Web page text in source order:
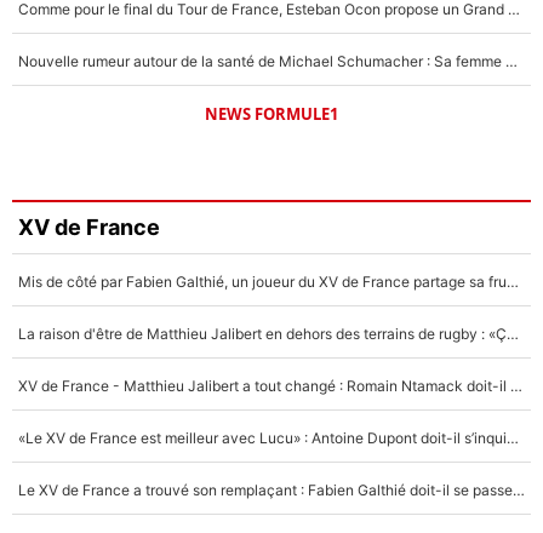
Comme pour le final du Tour de France, Esteban Ocon propose un Grand Prix de Formule 1 à Paris : «Autour de l’Arc de Triomphe, ce serait génial» !
Nouvelle rumeur autour de la santé de Michael Schumacher : Sa femme Corinna sort du silence
NEWS FORMULE1
XV de France
Mis de côté par Fabien Galthié, un joueur du XV de France partage sa frustration : «ils ne me l’ont pas dit tout de suite»
La raison d'être de Matthieu Jalibert en dehors des terrains de rugby : «Ça m'atteint autant que si tu touches à un membre de ma famille»
XV de France - Matthieu Jalibert a tout changé : Romain Ntamack doit-il s’inquiéter pour sa place à un an de la Coupe du monde ?
«Le XV de France est meilleur avec Lucu» : Antoine Dupont doit-il s’inquiéter pour sa place ?
Le XV de France a trouvé son remplaçant : Fabien Galthié doit-il se passer d'Antoine Dupont ?